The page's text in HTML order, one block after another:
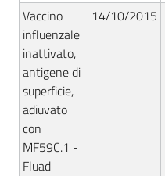
Seguici
su
Vaccino
influenzale
inattivato,
antigene di
superficie,
adiuvato
con
MF59C.1 -
Fluad
14/10/2015